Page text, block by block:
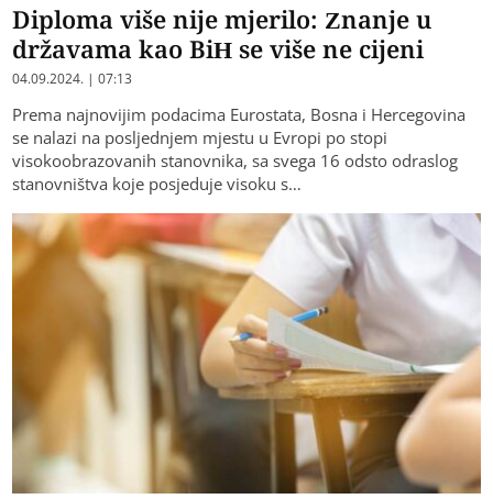
Diploma više nije mjerilo: Znanje u
državama kao BiH se više ne cijeni
04.09.2024. | 07:13
Prema najnovijim podacima Eurostata, Bosna i Hercegovina
se nalazi na posljednjem mjestu u Evropi po stopi
visokoobrazovanih stanovnika, sa svega 16 odsto odraslog
stanovništva koje posjeduje visoku s…